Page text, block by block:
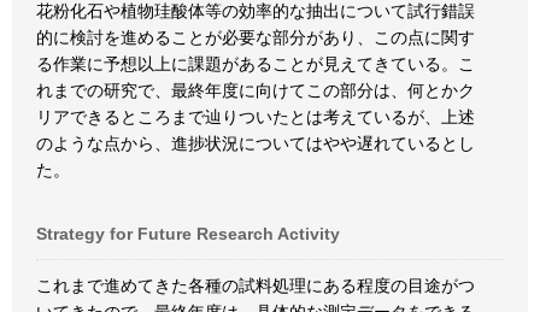
花粉化石や植物珪酸体等の効率的な抽出について試行錯誤
的に検討を進めることが必要な部分があり、この点に関す
る作業に予想以上に課題があることが見えてきている。こ
れまでの研究で、最終年度に向けてこの部分は、何とかク
リアできるところまで辿りついたとは考えているが、上述
のような点から、進捗状況についてはやや遅れているとし
た。
Strategy for Future Research Activity
これまで進めてきた各種の試料処理にある程度の目途がつ